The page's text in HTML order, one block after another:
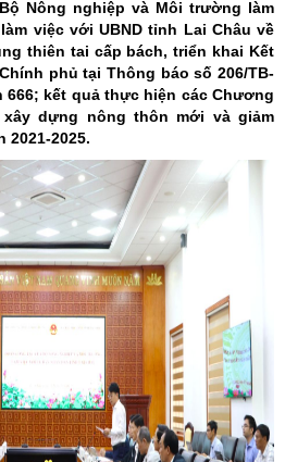
Nông nghiệp và Môi trường làm
việc với UBND tỉnh Lai Châu về
thiên tai cấp bách, triển khai Kết
phủ tại Thông báo số 206/TB-
666; kết quả thực hiện các Chương
dựng nông thôn mới và giảm
2021-2025.